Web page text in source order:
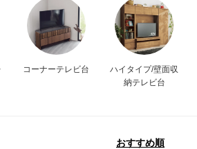
コーナーテレビ台
ハイタイプ/壁面収
納テレビ台
おすすめ順